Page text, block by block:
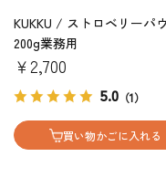
KUKKU / ストロベリーパ
200g業務用
￥2,700
5.0 （1）
買い物かごに入れる